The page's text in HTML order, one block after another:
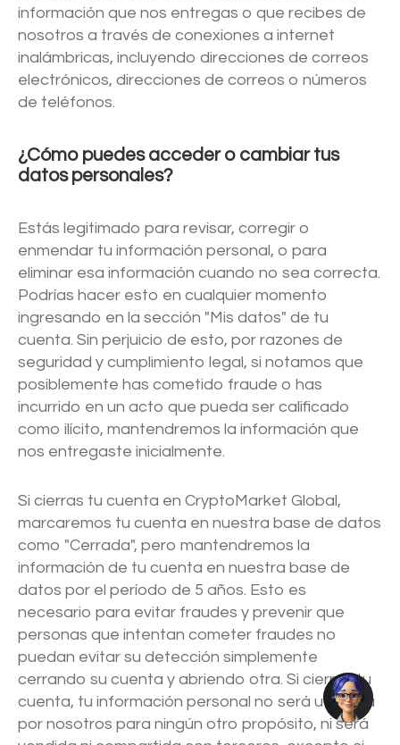
información que nos entregas o que recibes de
nosotros a través de conexiones a internet
inalámbricas, incluyendo direcciones de correos
electrónicos, direcciones de correos o números
de teléfonos.
¿Cómo puedes acceder o cambiar tus
datos personales?
Estás legitimado para revisar, corregir o
enmendar tu información personal, o para
eliminar esa información cuando no sea correcta.
Podrías hacer esto en cualquier momento
ingresando en la sección "Mis datos" de tu
cuenta. Sin perjuicio de esto, por razones de
seguridad y cumplimiento legal, si notamos que
posiblemente has cometido fraude o has
incurrido en un acto que pueda ser calificado
como ilícito, mantendremos la información que
nos entregaste inicialmente.
Si cierras tu cuenta en CryptoMarket Global,
marcaremos tu cuenta en nuestra base de datos
como "Cerrada", pero mantendremos la
información de tu cuenta en nuestra base de
datos por el período de 5 años. Esto es
necesario para evitar fraudes y prevenir que
personas que intentan cometer fraudes no
puedan evitar su detección simplemente
cerrando su cuenta y abriendo otra. Si cierras tu
cuenta, tu información personal no será utilizada
por nosotros para ningún otro propósito, ni será